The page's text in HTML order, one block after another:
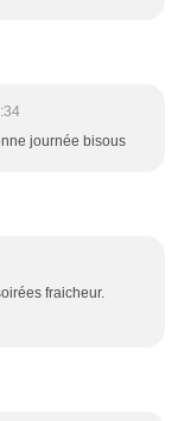
journée bisous
fraicheur.